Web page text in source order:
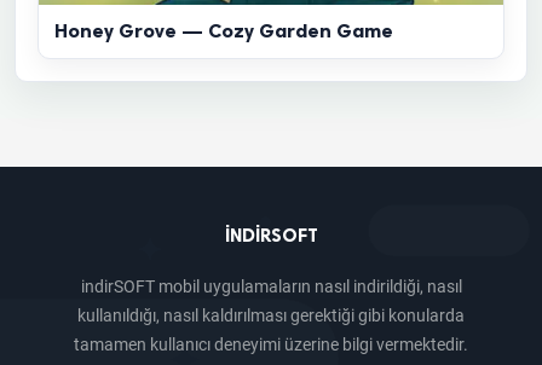
Honey Grove — Cozy Garden Game
INDIRSOFT
indirSOFT mobil uygulamaların nasıl indirildiği, nasıl
kullanıldığı, nasıl kaldırılması gerektiği gibi konularda
tamamen kullanıcı deneyimi üzerine bilgi vermektedir.